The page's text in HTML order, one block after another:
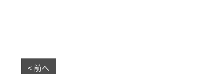
< 前へ